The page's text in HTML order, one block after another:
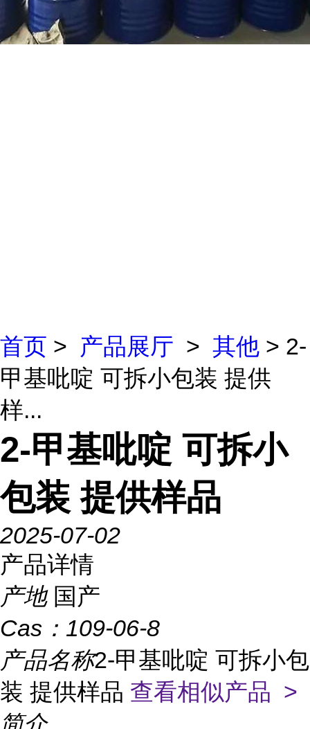
首页 > 产品展厅 > 其他 > 2-
甲基吡啶 可拆小包装 提供
样...
2-甲基吡啶 可拆小
包装 提供样品
2025-07-02
产品详情
产地 国产
Cas： 109-06-8
产品名称2-甲基吡啶 可拆小包
装 提供样品 查看相似产品 >
简介